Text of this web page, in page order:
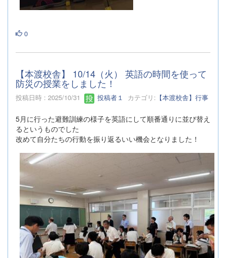
0
【本渡校舎】 10/14（火） 英語の時間を使って
防災の授業をしました！
投稿日時 : 2025/10/31 投稿者１ カテゴリ: 【本渡校舎】行事
5月に行った避難訓練の様子を英語にして順番通りに並び替え
るというものでした
改めて自分たちの行動を振り返るいい機会となりました！